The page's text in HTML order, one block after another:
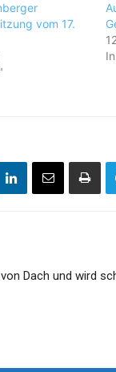
vom 17.
Dach und wird